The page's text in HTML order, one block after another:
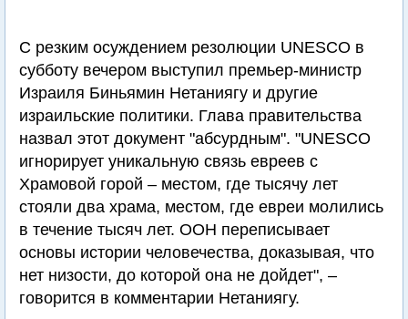
С резким осуждением резолюции UNESCO в
субботу вечером выступил премьер-министр
Израиля Биньямин Нетаниягу и другие
израильские политики. Глава правительства
назвал этот документ "абсурдным". "UNESCO
игнорирует уникальную связь евреев с
Храмовой горой – местом, где тысячу лет
стояли два храма, местом, где евреи молились
в течение тысяч лет. ООН переписывает
основы истории человечества, доказывая, что
нет низости, до которой она не дойдет", –
говорится в комментарии Нетаниягу.